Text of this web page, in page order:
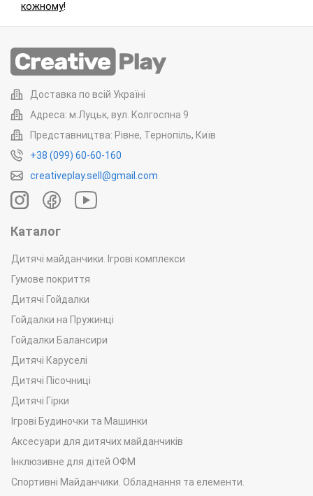
кожному!
Доставка по всій Україні
Адреса: м.Луцьк, вул. Колгоспна 9
Представництва: Рівне, Тернопіль, Київ
+38 (099) 60-60-160
creativeplay.sell@gmail.com
Каталог
Дитячі майданчики. Ігрові комплекси
Гумове покриття
Дитячі Гойдалки
Гойдалки на Пружинці
Гойдалки Балансири
Дитячі Каруселі
Дитячі Пісочниці
Дитячі Гірки
Ігрові Будиночки та Машинки
Аксесуари для дитячих майданчиків
Інклюзивне для дітей ОФМ
Спортивні Майданчики. Обладнання та елементи.